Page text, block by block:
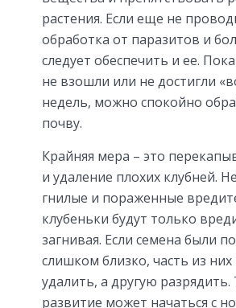
растения. Если еще не
обработка от паразитов и
следует обеспечить и ее.
не взошли или не достигли
недель, можно спокойно
почву.
Крайняя мера – это
и удаление плохих клубней.
гнилые и пораженные
клубеньки будут только
загнивая. Если семена были
слишком близко, часть из них
удалить, а другую разрядить.
развитие может начаться с